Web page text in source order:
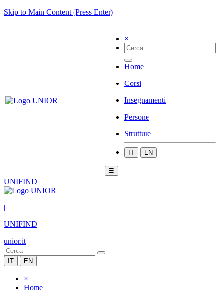
Skip to Main Content (Press Enter)
×
Home
Corsi
Insegnamenti
Persone
Strutture
IT EN
☰
UNIFIND
|
UNIFIND
unior.it
IT EN
×
Home